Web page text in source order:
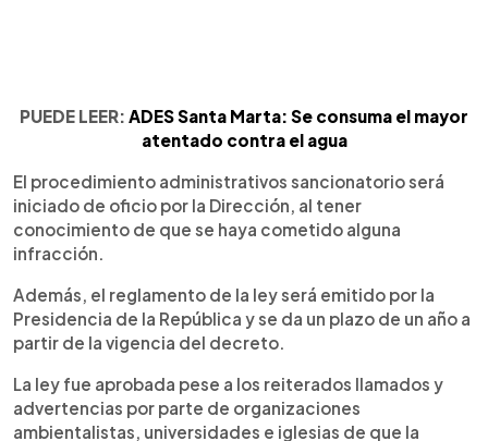
PUEDE LEER: ADES Santa Marta: Se consuma el mayor
atentado contra el agua
El procedimiento administrativos sancionatorio será
iniciado de oficio por la Dirección, al tener
conocimiento de que se haya cometido alguna
infracción.
Además, el reglamento de la ley será emitido por la
Presidencia de la República y se da un plazo de un año a
partir de la vigencia del decreto.
La ley fue aprobada pese a los reiterados llamados y
advertencias por parte de organizaciones
ambientalistas, universidades e iglesias de que la